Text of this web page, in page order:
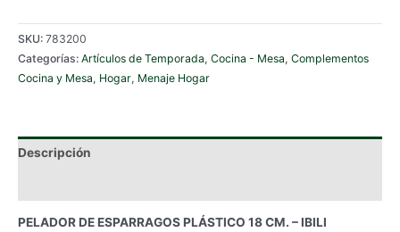
SKU: 783200
Categorías: Artículos de Temporada, Cocina - Mesa, Complementos
Cocina y Mesa, Hogar, Menaje Hogar
Descripción
PELADOR DE ESPARRAGOS PLÁSTICO 18 CM. – IBILI